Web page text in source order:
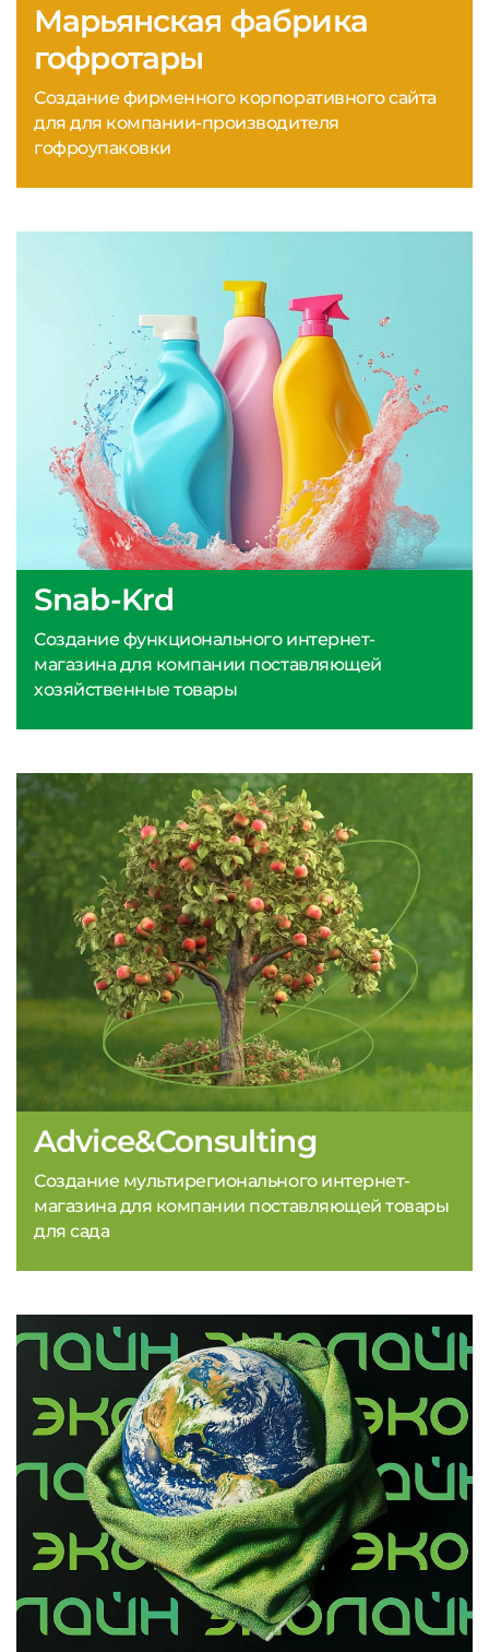
Snab-Krd
Создание функционального интернет-
магазина для компании поставляющей
хозяйственные товары
Марьянская фабрика
гофротары
Создание фирменного корпоративного сайта
для для компании-производителя
гофроупаковки
Advice&Consulting
Создание мультирегионального интернет-
магазина для компании поставляющей товары
для сада